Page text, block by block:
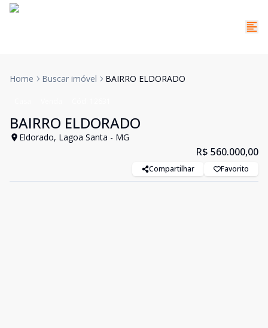
Home Buscar imóvel BAIRRO ELDORADO
BAIRRO ELDORADO
Eldorado, Lagoa Santa - MG
R$ 560.000,00
Compartilhar Favorito